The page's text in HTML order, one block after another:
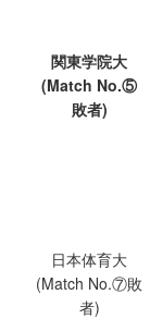
関東学院大
(Match No.⑤
敗者)
日本体育大
(Match No.⑦敗
者)